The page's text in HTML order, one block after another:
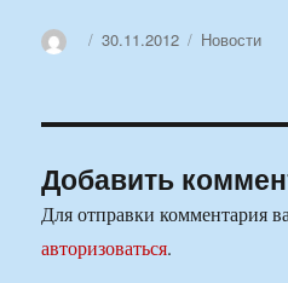
АвторОпубликовано
30.11.2012 Рубрики
Новости
Добавить
Для отправки комментария
авторизоваться.